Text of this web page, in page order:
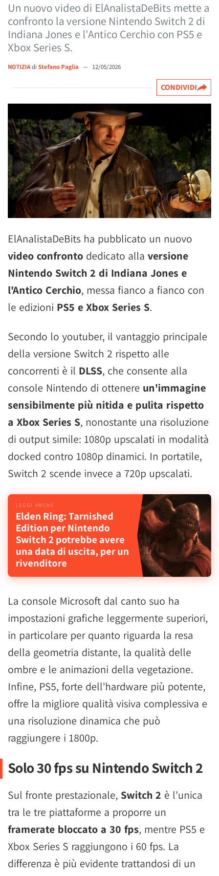
Un nuovo video di ElAnalistaDeBits mette a
confronto la versione Nintendo Switch 2 di
Indiana Jones e l'Antico Cerchio con PS5 e
Xbox Series S.
NOTIZIAdi Stefano Paglia — 12/05/2026
CONDIVIDI
ElAnalistaDeBits ha pubblicato un nuovo
video confronto dedicato alla versione
Nintendo Switch 2 di Indiana Jones e
l'Antico Cerchio, messa fianco a fianco con
le edizioni PS5 e Xbox Series S.
Secondo lo youtuber, il vantaggio principale
della versione Switch 2 rispetto alle
concorrenti è il DLSS, che consente alla
console Nintendo di ottenere un'immagine
sensibilmente più nitida e pulita rispetto
a Xbox Series S, nonostante una risoluzione
di output simile: 1080p upscalati in modalità
docked contro 1080p dinamici. In portatile,
Switch 2 scende invece a 720p upscalati.
Elden Ring: Tarnished
Edition per Nintendo
Switch 2 potrebbe avere
una data di uscita, per un
rivenditore
La console Microsoft dal canto suo ha
impostazioni grafiche leggermente superiori,
in particolare per quanto riguarda la resa
della geometria distante, la qualità delle
ombre e le animazioni della vegetazione.
Infine, PS5, forte dell'hardware più potente,
offre la migliore qualità visiva complessiva e
una risoluzione dinamica che può
raggiungere i 1800p.
Solo 30 fps su Nintendo Switch 2
Sul fronte prestazionale, Switch 2 è l'unica
tra le tre piattaforme a proporre un
framerate bloccato a 30 fps, mentre PS5 e
Xbox Series S raggiungono i 60 fps. La
differenza è più evidente trattandosi di un